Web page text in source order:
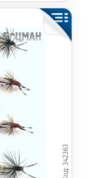
342363